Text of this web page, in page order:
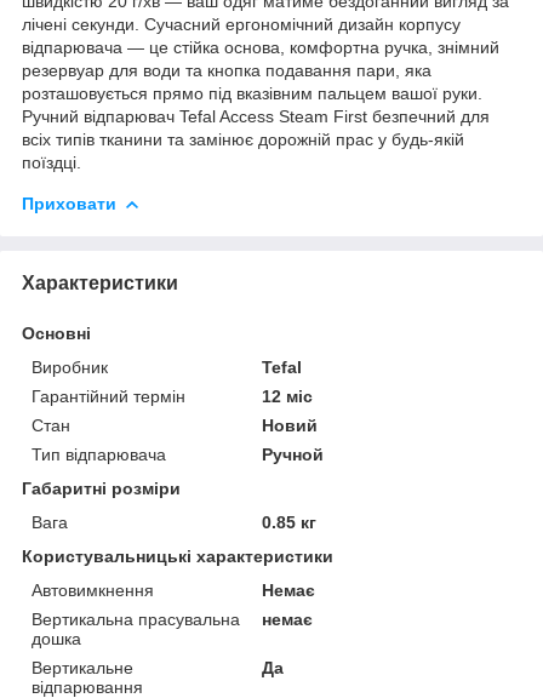
лічені секунди. Сучасний ергономічний дизайн корпусу
відпарювача — це стійка основа, комфортна ручка, знімний
резервуар для води та кнопка подавання пари, яка
розташовується прямо під вказівним пальцем вашої руки.
Ручний відпарювач Tefal Access Steam First безпечний для
всіх типів тканини та замінює дорожній прас у будь-якій
поїздці.
Приховати
Характеристики
Основні
Виробник
Tefal
Гарантійний термін
12 міс
Стан
Новий
Тип відпарювача
Ручной
Габаритні розміри
Вага
0.85 кг
Користувальницькі характеристики
Автовимкнення
Немає
Вертикальна прасувальна
дошка
немає
Вертикальне
відпарювання
Да